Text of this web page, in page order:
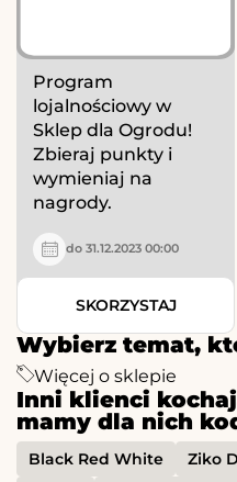
Wybierz temat,
Więcej o sklepie
Inni klienci
mamy dla nich
Black Red White Ziko
Program
lojalnościowy w
Sklep dla Ogrodu!
Zbieraj punkty i
wymieniaj na
nagrody.
do 31.12.2023 00:00
SKORZYSTAJ